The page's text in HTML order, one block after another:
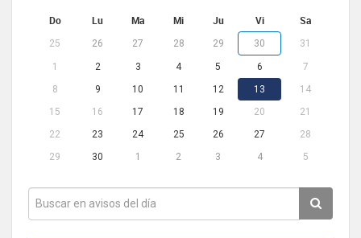
Do Lu Ma Mi Ju Vi Sa
25 26 27 28 29 30 31
1 2 3 4 5 6
7
8
9 10 11 12 13
14
15
16 17 18 19 20
21
22
23 24 25 26 27
28
29
30 1 2 3 4 5